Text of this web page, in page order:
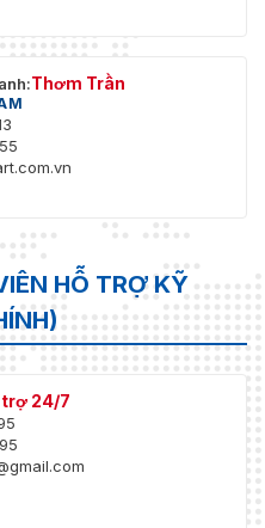
Thơm Trần
HỖ TRỢ KỸ
trợ 24/7